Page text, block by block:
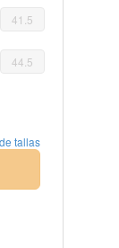
41.5
44.5
tallas